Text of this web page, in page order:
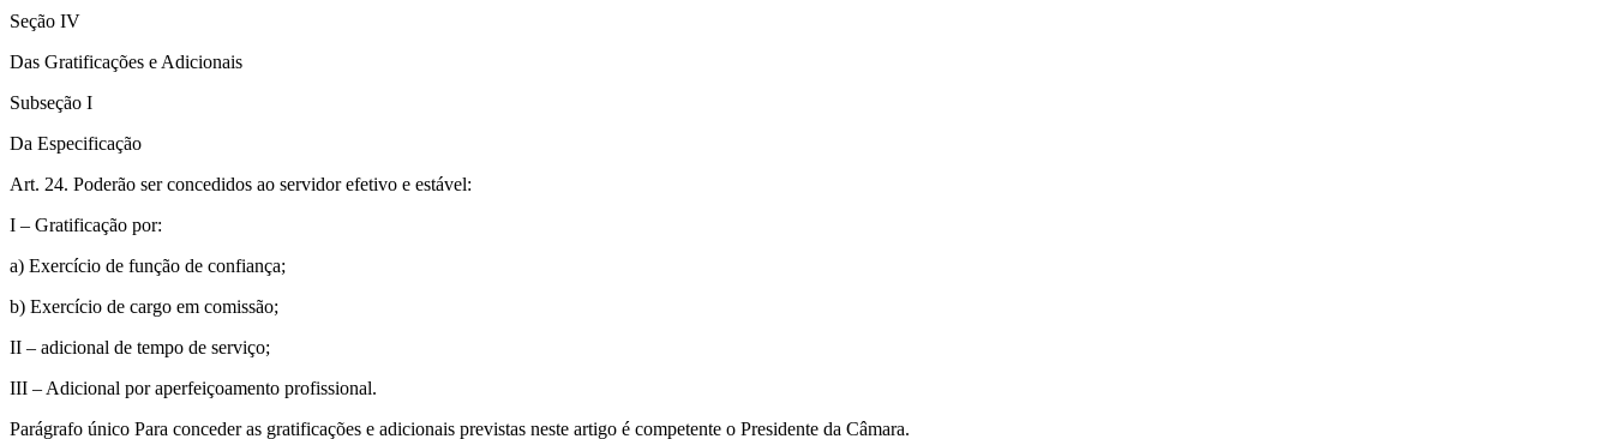
Seção IV
Das Gratificações e Adicionais
Subseção I
Da Especificação
Art. 24. Poderão ser concedidos ao servidor efetivo e estável:
I – Gratificação por:
a) Exercício de função de confiança;
b) Exercício de cargo em comissão;
II – adicional de tempo de serviço;
III – Adicional por aperfeiçoamento profissional.
Parágrafo único Para conceder as gratificações e adicionais previstas neste artigo é competente o Presidente da Câmara.